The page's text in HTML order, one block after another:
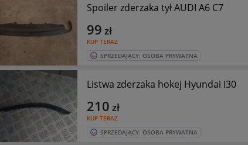
Spoiler zderzaka tył AUDI A6 C7
KUP TERAZ
99 zł
SPRZEDAJĄCY: OSOBA PRYWATNA
Listwa zderzaka hokej Hyundai I30
KUP TERAZ
210 zł
SPRZEDAJĄCY: OSOBA PRYWATNA